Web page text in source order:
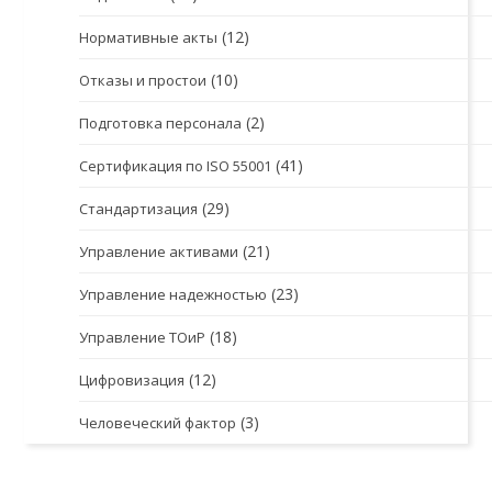
Нормативные акты (12)
Отказы и простои (10)
Подготовка персонала (2)
Сертификация по ISO 55001 (41)
Стандартизация (29)
Управление активами (21)
Управление надежностью (23)
Управление ТОиР (18)
Цифровизация (12)
Человеческий фактор (3)